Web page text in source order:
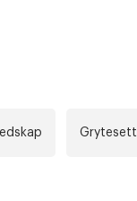
Grytesett